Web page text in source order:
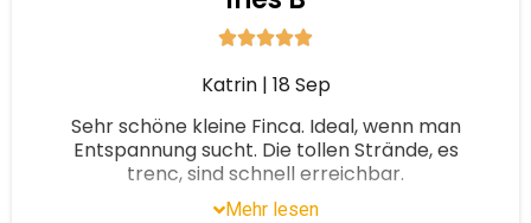
Kindern. Unsere Enkel waren zu Besuch und
haben den Pool genossen.
Liebe Familie Mentzen, vielen lieben Dank
für die Bewertung der Casa Ines A. Wir
würden uns freuen, wenn wir Sie im
nächsten Jahr wieder beraten dürfen. Liebe
Grüße sendet das Fairwayteam
Katrin | 18 Sep
Sehr schöne kleine Finca. Ideal, wenn man
Entspannung sucht. Die tollen Strände, es
trenc, sind schnell erreichbar.
Mehr lesen